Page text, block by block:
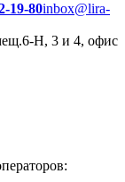
19-80inbox@lira-
Н, 3 и 4, офис